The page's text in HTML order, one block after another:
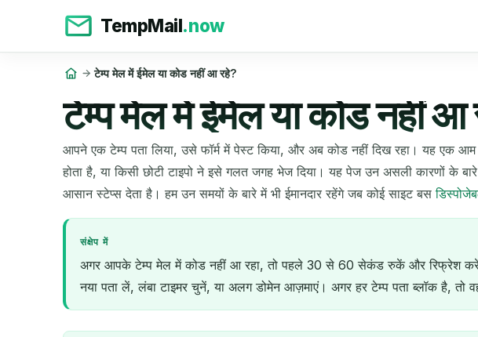
TempMail.now
टेम्प मेल में ईमेल या कोड नहीं आ रहे?
टेम्प मेल में ईमेल या कोड नहीं
आपने एक टेम्प पता लिया, उसे फॉर्म में पेस्ट किया, और अब कोड नहीं दिख रहा। यह एक
होता है, या किसी छोटी टाइपो ने इसे गलत जगह भेज दिया। यह पेज उन असली कारणों के
आसान स्टेप्स देता है। हम उन समयों के बारे में भी ईमानदार रहेंगे जब कोई साइट बस
संक्षेप में
अगर आपके टेम्प मेल में कोड नहीं आ रहा, तो पहले 30 से 60 सेकंड रुकें और रिफ्रेश करें।
नया पता लें, लंबा टाइमर चुनें, या अलग डोमेन आज़माएं। अगर हर टेम्प पता ब्लॉक है, तो